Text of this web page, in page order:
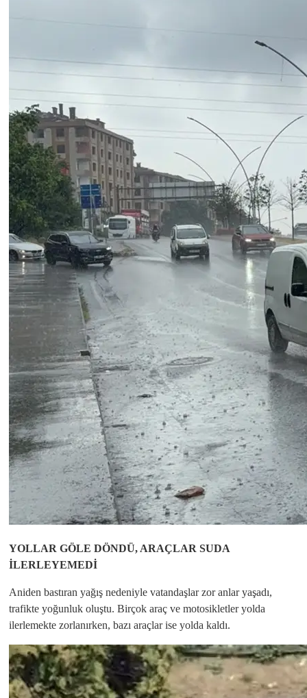
YOLLAR GÖLE DÖNDÜ, ARAÇLAR SUDA
İLERLEYEMEDİ
Aniden bastıran yağış nedeniyle vatandaşlar zor anlar yaşadı,
trafikte yoğunluk oluştu. Birçok araç ve motosikletler yolda
ilerlemekte zorlanırken, bazı araçlar ise yolda kaldı.